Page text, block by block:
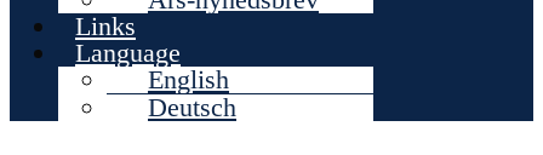
Links
Language
English
Deutsch